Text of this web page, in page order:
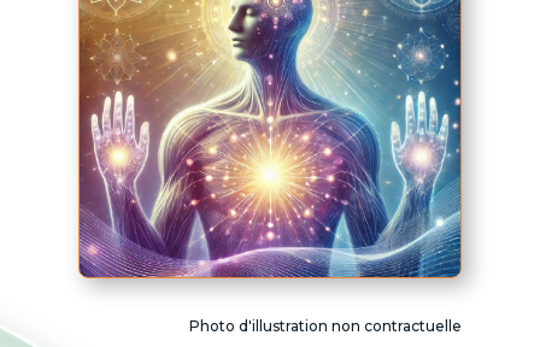
Photo d'illustration non contractuelle